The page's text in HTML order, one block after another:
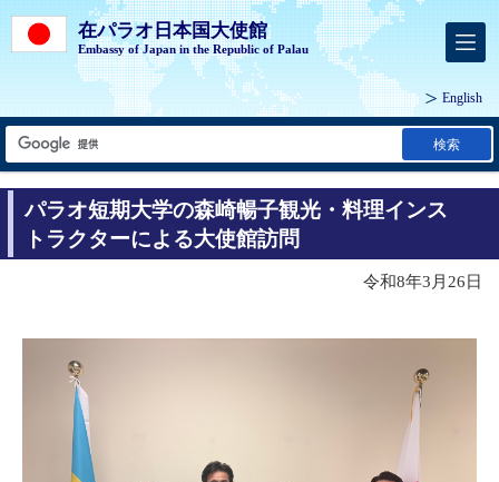
在パラオ日本国大使館
Embassy of Japan in the Republic of Palau
English
検索
パラオ短期大学の森崎暢子観光・料理インス
トラクターによる大使館訪問
令和8年3月26日